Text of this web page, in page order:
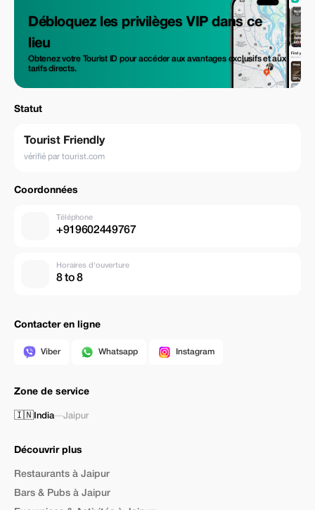
Débloquez les privilèges VIP dans ce
lieu
Obtenez votre Tourist ID pour accéder aux avantages exclusifs et aux
tarifs directs.
Statut
Tourist Friendly
vérifié par tourist.com
Coordonnées
Téléphone
+919602449767
Horaires d'ouverture
8 to 8
Contacter en ligne
Viber Whatsapp Instagram
Zone de service
🇮🇳 India—Jaipur
Découvrir plus
Restaurants à Jaipur
Bars & Pubs à Jaipur